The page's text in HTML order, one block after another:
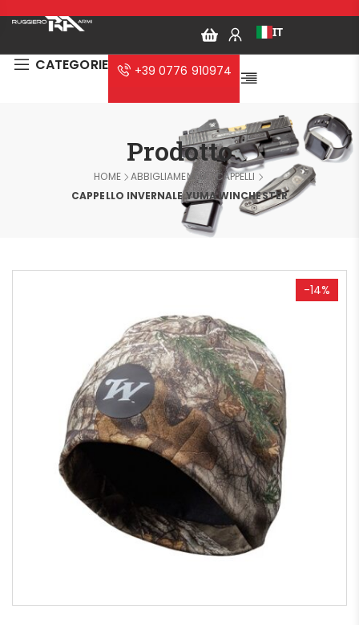
IT
CATEGORIE +39 0776 910974
Prodotto
HOME ABBIGLIAMENTO
CAPPELLI
CAPPELLO INVERNALE YUMA WINCHESTER
-14%